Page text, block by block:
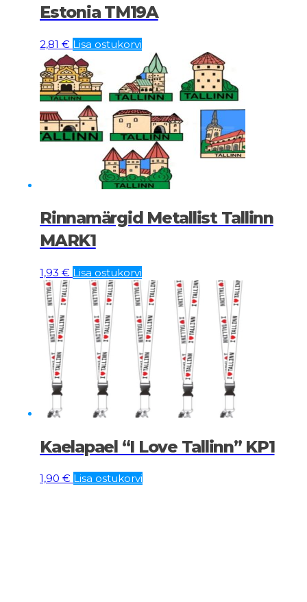
Estonia TM19A
2,81 € Lisa ostukorvi
Rinnamärgid Metallist Tallinn
MARK1
1,93 € Lisa ostukorvi
Kaelapael “I Love Tallinn” KP1
1,90 € Lisa ostukorvi